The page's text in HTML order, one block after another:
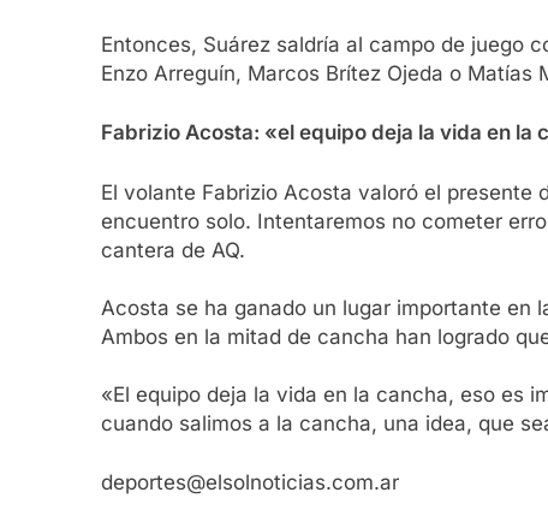
Entonces, Suárez saldría al campo de juego
Enzo Arreguín, Marcos Brítez Ojeda o Matías
Fabrizio Acosta: «el equipo deja la vida en la
El volante Fabrizio Acosta valoró el presente
encuentro solo. Intentaremos no cometer
cantera de AQ.
Acosta se ha ganado un lugar importante en
Ambos en la mitad de cancha han logrado
«El equipo deja la vida en la cancha, eso es
cuando salimos a la cancha, una idea, que
deportes@elsolnoticias.com.ar